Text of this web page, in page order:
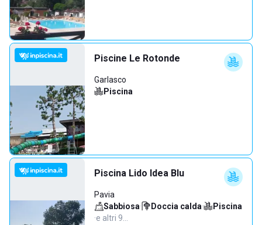
Piscine Le Rotonde
Garlasco
Piscina
Piscina Lido Idea Blu
Pavia
Sabbiosa· Doccia calda·
Piscina
·e altri 9…